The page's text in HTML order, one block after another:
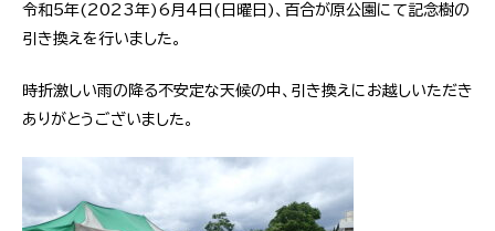
令和5年(2023年)6月4日(日曜日)、百合が原公園にて記念樹の
引き換えを行いました。
時折激しい雨の降る不安定な天候の中、引き換えにお越しいただき
ありがとうございました。